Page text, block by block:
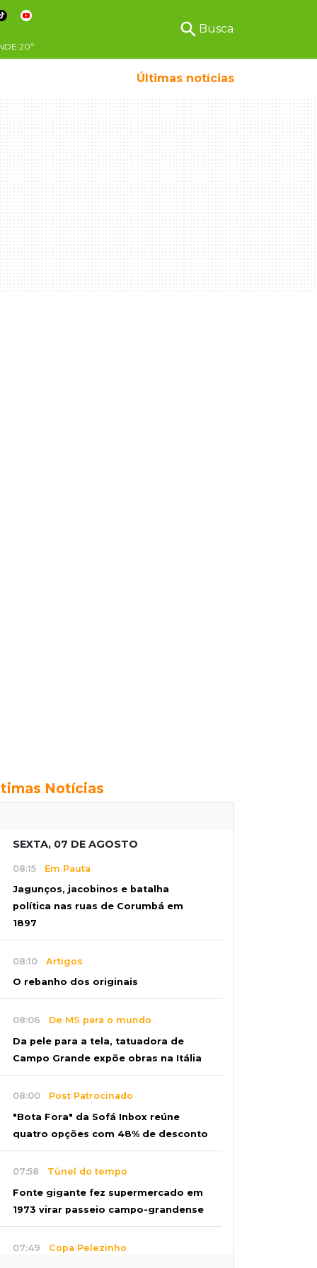
20º
search Busca
Últimas notícias
Notícias
SEXTA, 07 DE AGOSTO
08:15 Em Pauta
Jagunços, jacobinos e batalha
política nas ruas de Corumbá em
1897
08:10 Artigos
O rebanho dos originais
08:06 De MS para o mundo
Da pele para a tela, tatuadora de
Campo Grande expõe obras na Itália
08:00 Post Patrocinado
"Bota Fora" da Sofá Inbox reúne
quatro opções com 48% de desconto
07:58 Túnel do tempo
Fonte gigante fez supermercado em
1973 virar passeio campo-grandense
07:49 Copa Pelezinho